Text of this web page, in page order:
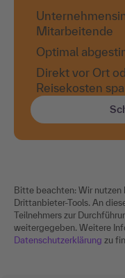
Mitarbeitende
Optimal
Direkt vor Ort
Reisekosten
Bitte beachten: Wir nutzen
Drittanbieter-Tools. An
Teilnehmers zur
weitergegeben. Weitere
Datenschutzerklärung zu